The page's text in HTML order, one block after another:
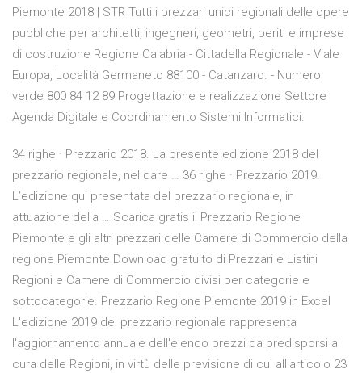
Piemonte 2018 | STR Tutti i prezzari unici regionali delle opere
pubbliche per architetti, ingegneri, geometri, periti e imprese
di costruzione Regione Calabria - Cittadella Regionale - Viale
Europa, Località Germaneto 88100 - Catanzaro. - Numero
verde 800 84 12 89 Progettazione e realizzazione Settore
Agenda Digitale e Coordinamento Sistemi Informatici.
34 righe · Prezzario 2018. La presente edizione 2018 del
prezzario regionale, nel dare … 36 righe · Prezzario 2019.
L’edizione qui presentata del prezzario regionale, in
attuazione della … Scarica gratis il Prezzario Regione
Piemonte e gli altri prezzari delle Camere di Commercio della
regione Piemonte Download gratuito di Prezzari e Listini
Regioni e Camere di Commercio divisi per categorie e
sottocategorie. Prezzario Regione Piemonte 2019 in Excel
L'edizione 2019 del prezzario regionale rappresenta
l'aggiornamento annuale dell'elenco prezzi da predisporsi a
cura delle Regioni, in virtù delle previsione di cui all'articolo 23